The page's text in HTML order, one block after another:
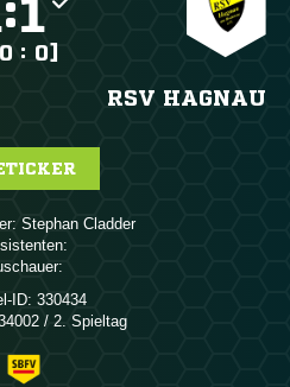
:
: 0]
RSV HAGNAU
 
ID: 330434
/ 2. Spieltag